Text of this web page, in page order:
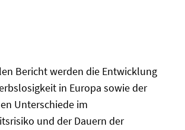
Bericht werden die Entwicklung
in Europa sowie der
Unterschiede im
und der Dauern der